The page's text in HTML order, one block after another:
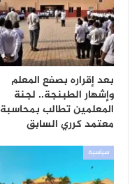
بعد إقراره بصفع المعلم
وإشهار الطبنجة.. لجنة
المعلمين تطالب بمحاسبة
معتمد كرري السابق
سياسية